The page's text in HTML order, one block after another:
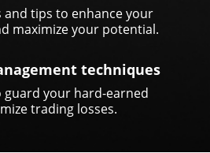
and tips to enhance your
maximize your potential.
techniques
guard your hard-earned
trading losses.